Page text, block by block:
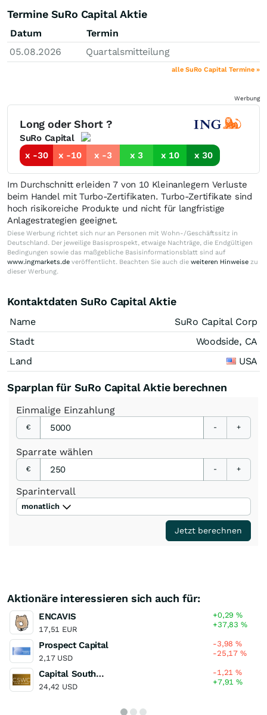
Termine SuRo Capital Aktie
Datum
Termin
05.08.2026
Quartalsmitteilung
alle SuRo Capital Termine »
Werbung
Long oder Short ?
SuRo Capital
x -30
x -10 x -3 x 3 x 10 x 30
Im Durchschnitt erleiden 7 von 10 Kleinanlegern Verluste
beim Handel mit Turbo-Zertifikaten. Turbo-Zertifikate sind
hoch risikoreiche Produkte und nicht für langfristige
Anlagestrategien geeignet.
Diese Werbung richtet sich nur an Personen mit Wohn-/Geschäftssitz in
Deutschland. Der jeweilige Basisprospekt, etwaige Nachträge, die Endgültigen
Bedingungen sowie das maßgebliche Basisinformationsblatt sind auf
www.ingmarkets.de veröffentlicht. Beachten Sie auch die weiteren Hinweise zu
dieser Werbung.
Kontaktdaten SuRo Capital Aktie
Name
SuRo Capital Corp
Stadt
Woodside, CA
Land
USA
Sparplan für SuRo Capital Aktie berechnen
Einmalige Einzahlung
€ - +
Sparrate wählen
€ - +
Sparintervall
monatlich
Jetzt berechnen
Aktionäre interessieren sich auch für:
ENCAVIS
17,51 EUR
+0,29%
+37,83%
Prospect Capital
2,17 USD
-3,98%
-25,17%
Capital Southwest
24,42 USD
-1,21%
+7,91%